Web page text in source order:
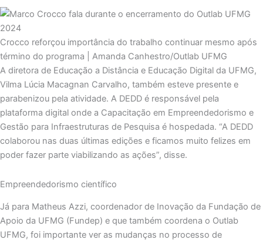
Crocco reforçou importância do trabalho continuar mesmo após
término do programa | Amanda Canhestro/Outlab UFMG
A diretora de Educação a Distância e Educação Digital da UFMG,
Vilma Lúcia Macagnan Carvalho, também esteve presente e
parabenizou pela atividade. A DEDD é responsável pela
plataforma digital onde a Capacitação em Empreendedorismo e
Gestão para Infraestruturas de Pesquisa é hospedada. “A DEDD
colaborou nas duas últimas edições e ficamos muito felizes em
poder fazer parte viabilizando as ações”, disse.
Empreendedorismo científico
Já para Matheus Azzi, coordenador de Inovação da Fundação de
Apoio da UFMG (Fundep) e que também coordena o Outlab
UFMG, foi importante ver as mudanças no processo de